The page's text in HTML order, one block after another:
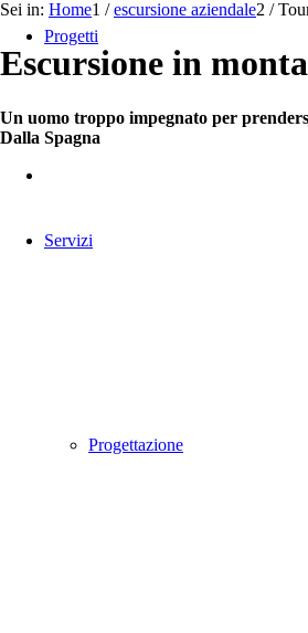
Progetti
Servizi
Progettazione
Sei in: Home1 / escursione aziendale2 /
Escursione in
Un uomo troppo impegnato per
Dalla Spagna